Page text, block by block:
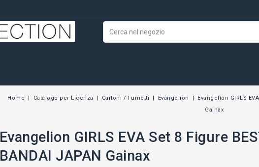
Home Catalogo per Licenza Cartoni / Fumetti Evangelion
Evangelion GIRLS
Gainax
Evangelion GIRLS EVA Set 8 Figure
BANDAI JAPAN Gainax